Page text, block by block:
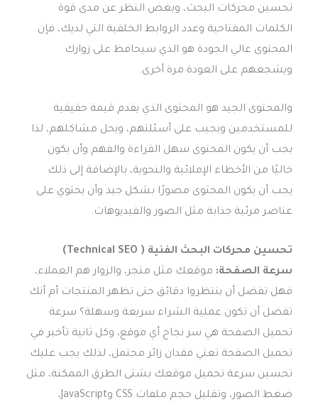
تحسين محركات البحث، وبغض النظر عن مدى قوة
الكلمات المفتاحية وعدد الروابط الخلفية التي لديك، فإن
المحتوى عالي الجودة هو الذي سيحافظ على زوارك
ويشجعهم على العودة مرة أخرى.
والمحتوى الجيد هو المحتوى الذي يقدم قيمة حقيقية
للمستخدمين ويجيب على أسئلتهم، ويحل مشاكلهم، لذا
يجب أن يكون المحتوى سهل القراءة والفهم وأن يكون
خاليًا من الأخطاء الإملائية والنحوية، بالإضافة إلى ذلك
يجب أن يكون المحتوى مصورًا بشكل جيد وأن يحتوي على
عناصر مرئية جذابة مثل الصور والفيديوهات.
تحسين محركات البحث الفنية ( Technical SEO)
سرعة الصفحة: موقعك مثل متجر، والزوار هم العملاء،
فهل تفضل أن ينتظروا دقائق حتى تظهر المنتجات أم أنك
تفضل أن تكون عملية الشراء سريعة وسهلة؟ سرعة
تحميل الصفحة هي سر نجاح أي موقع، وكل ثانية تأخير في
تحميل الصفحة تعني فقدان زائر محتمل، لذلك يجب عليك
تحسين سرعة تحميل موقعك بشتى الطرق الممكنة، مثل
ضغط الصور، وتقليل حجم ملفات CSS وJavaScript،